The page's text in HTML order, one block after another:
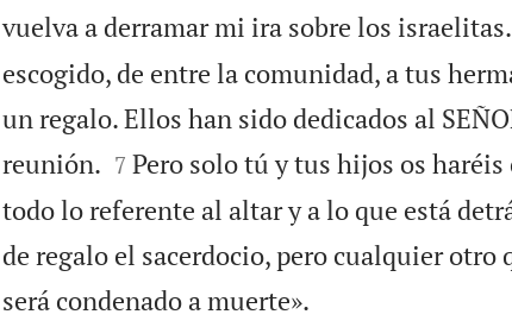
vuelva a derramar mi ira sobre los israelitas.
escogido, de entre la comunidad, a tus
un regalo. Ellos han sido dedicados al
reunión.
7 Pero solo tú y tus hijos os haréis
todo lo referente al altar y a lo que está
de regalo el sacerdocio, pero cualquier otro
será condenado a muerte».